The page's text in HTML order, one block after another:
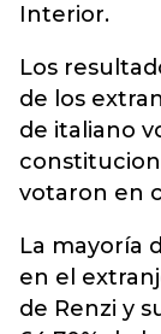
Interior.
Los
de los
de italiano
votaron en
La mayoría
en el
de Renzi y